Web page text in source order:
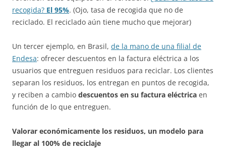
recogida? El 95%. (Ojo, tasa de recogida que no de
reciclado. El reciclado aún tiene mucho que mejorar)
Un tercer ejemplo, en Brasil, de la mano de una filial de
Endesa: ofrecer descuentos en la factura eléctrica a los
usuarios que entreguen residuos para reciclar. Los clientes
separan los residuos, los entregan en puntos de recogida,
y reciben a cambio descuentos en su factura eléctrica en
función de lo que entreguen.
Valorar económicamente los residuos, un modelo para
llegar al 100% de reciclaje